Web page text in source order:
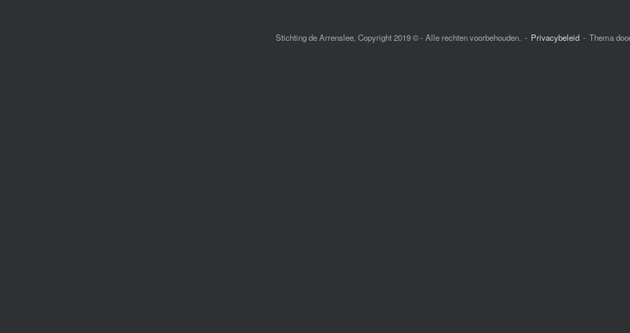
Stichting de Arrenslee, Copyright 2019 © - Alle rechten voorbehouden. Privacybeleid Thema